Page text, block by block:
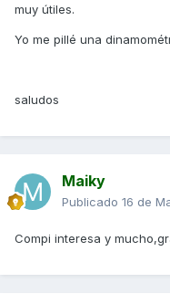
muy útiles.
Yo me pillé una
saludos
Maiky
Publicado 16 de
Compi interesa y